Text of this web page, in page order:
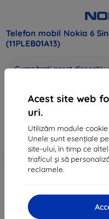
Acest site web
uri.
Utilizăm module
Unele sunt esențiale
site-ului, în timp ce
traficul și să
reclamele.
Telefon mobil Nokia 6
(11PLEB01A13)
Cumpărați acest
1.331 lei
1.198 lei
Preț fără DPH 990 lei
-10% Reducere cu
sold out